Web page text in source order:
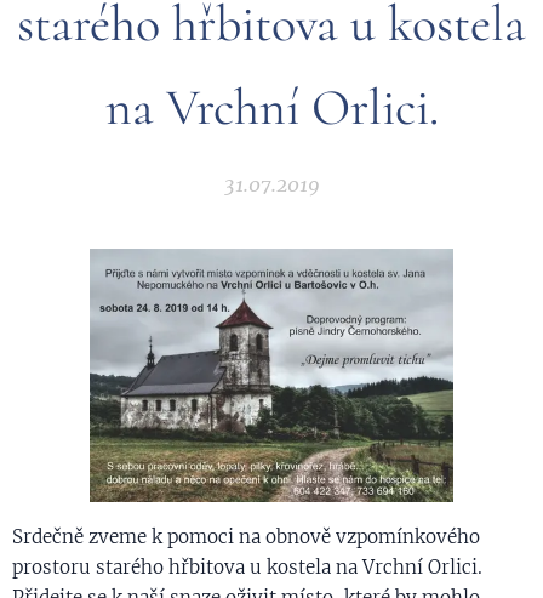
starého hřbitova u kostela
na Vrchní Orlici.
31.07.2019
Srdečně zveme k pomoci na obnově vzpomínkového
prostoru starého hřbitova u kostela na Vrchní Orlici.